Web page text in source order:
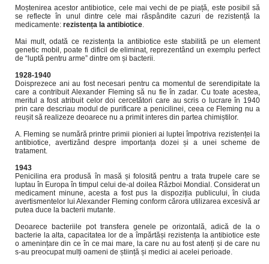
Moștenirea acestor antibiotice, cele mai vechi de pe piață, este posibil să
se reflecte în unul dintre cele mai răspândite cazuri de rezistență la
medicamente: rezistența la antibiotice.
Mai mult, odată ce rezistența la antibiotice este stabilită pe un element
genetic mobil, poate fi dificil de eliminat, reprezentând un exemplu perfect
de “luptă pentru arme” dintre om și bacterii.
1928-1940
Doisprezece ani au fost necesari pentru ca momentul de serendipitate la
care a contribuit Alexander Fleming să nu fie în zadar. Cu toate acestea,
meritul a fost atribuit celor doi cercetători care au scris o lucrare în 1940
prin care descriau modul de purificare a penicilinei, ceea ce Fleming nu a
reușit să realizeze deoarece nu a primit interes din partea chimiștilor.
A. Fleming se numără printre primii pionieri ai luptei împotriva rezistenței la
antibiotice, avertizând despre importanța dozei și a unei scheme de
tratament.
1943
Penicilina era produsă în masă și folosită pentru a trata trupele care se
luptau în Europa în timpul celui de-al doilea Război Mondial. Considerat un
medicament minune, acesta a fost pus la dispoziția publicului, în ciuda
avertismentelor lui Alexander Fleming conform cărora utilizarea excesivă ar
putea duce la bacterii mutante.
Deoarece bacteriile pot transfera genele pe orizontală, adică de la o
bacterie la alta, capacitatea lor de a împărtăși rezistența la antibiotice este
o amenințare din ce în ce mai mare, la care nu au fost atenți și de care nu
s-au preocupat mulți oameni de știință și medici ai acelei perioade.